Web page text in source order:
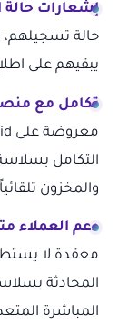
إشعارات حالة
حالة تسجيلهم،
يبقيهم على
تكامل مع
التكامل
والمخزون
دعم العملاء
معقدة لا
المحادثة
المباشرة